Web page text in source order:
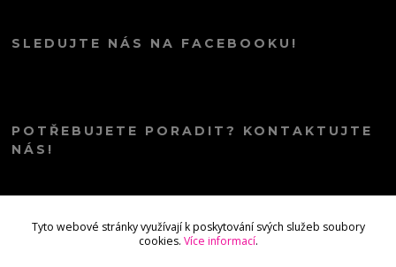
SLEDUJTE NÁS NA FACEBOOKU!
POTŘEBUJETE PORADIT? KONTAKTUJTE
NÁS!
Tyto webové stránky využívají k poskytování svých služeb soubory
cookies. Více informací.